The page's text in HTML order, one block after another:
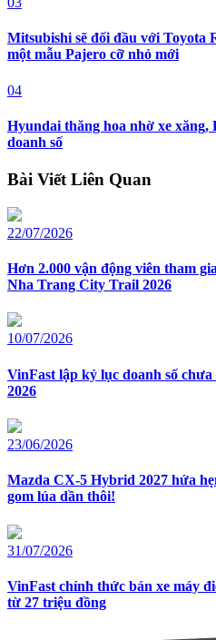
Mitsubishi sẽ đối đầu với Toyota
một mẫu Pajero cỡ nhỏ mới
04
Hyundai thăng hoa nhờ xe xăng,
doanh số
Bài Viết Liên Quan
22/07/2026
Hơn 2.000 vận động viên tham
Nha Trang City Trail 2026
10/07/2026
VinFast lập kỷ lục doanh số
2026
23/06/2026
Mazda CX-5 Hybrid 2027 hứa
gom lúa dần thôi!
31/07/2026
VinFast chính thức bán xe máy
từ 27 triệu đồng